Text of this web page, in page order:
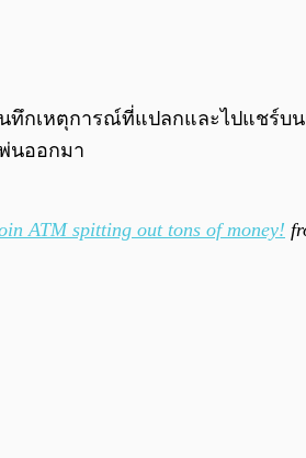
กเหตุการณ์ที่แปลกและไปแชร์บน
นออกมา
ATM spitting out tons of money!